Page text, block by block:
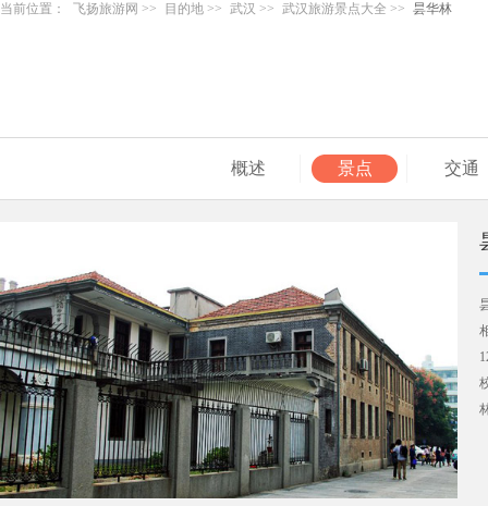
当前位置： 飞扬旅游网 >> 目的地 >> 武汉 >> 武汉旅游景点大全 >> 昙华林
概述 景点 交通